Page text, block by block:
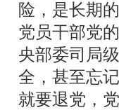
险，是长期
党员干部党
央部委司局
全，甚至忘
就要退党，